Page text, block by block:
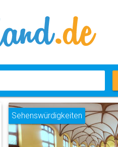
Sehenswürdigkeiten